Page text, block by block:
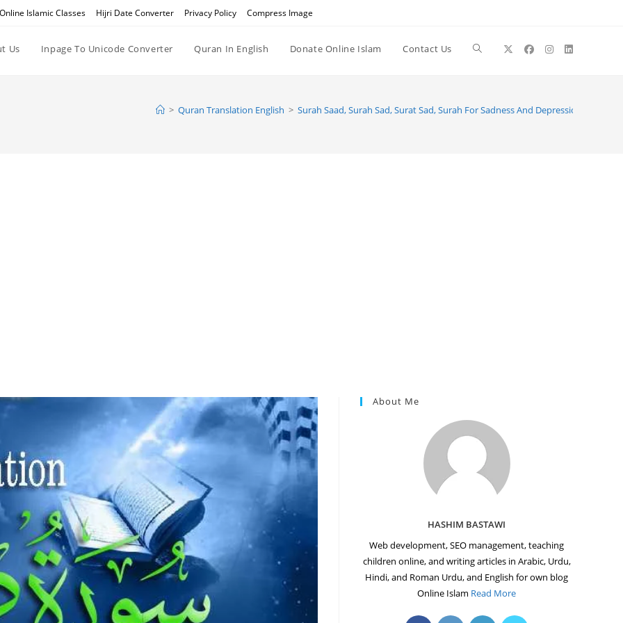
Online Islamic Classes Hijri Date Converter Privacy Policy Compress Image
Us Inpage To Unicode Converter Quran In English Donate Online Islam Contact Us Toggle
> Quran Translation English > Surah Saad, Surah Sad, Surat Sad, Surah For Sadness And Depression
About Me
HASHIM BASTAWI
Web development, SEO management, teaching
children online, and writing articles in Arabic, Urdu,
Hindi, and Roman Urdu, and English for own blog
Online Islam Read More